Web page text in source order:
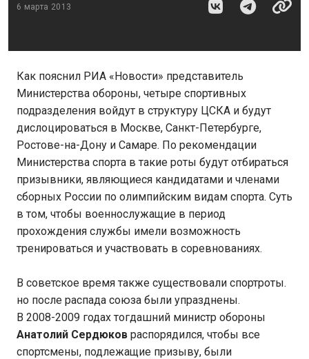
6 марта 2013
Как пояснил РИА «Новости» представитель
Министерства обороны, четыре спортивных
подразделения войдут в структуру ЦСКА и будут
дислоцироваться в Москве, Санкт-Петербурге,
Ростове-на-Дону и Самаре. По рекомендации
Министерства спорта в такие роты будут отбираться
призывники, являющиеся кандидатами и членами
сборных России по олимпийским видам спорта. Суть
в том, чтобы военнослужащие в период
прохождения службы имели возможность
тренироваться и участвовать в соревнованиях.
В советское время также существовали спортроты.
но после распада союза были упразднены.
В 2008-2009 годах тогдашний министр обороны
Анатолий Сердюков распорядился, чтобы все
спортсмены, подлежащие призыву, были